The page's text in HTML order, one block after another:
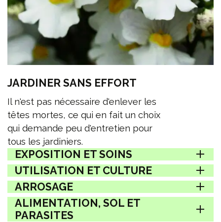
JARDINER SANS EFFORT
Il n'est pas nécessaire d'enlever les
têtes mortes, ce qui en fait un choix
qui demande peu d'entretien pour
tous les jardiniers.
EXPOSITION ET SOINS
UTILISATION ET CULTURE
ARROSAGE
ALIMENTATION, SOL ET
PARASITES